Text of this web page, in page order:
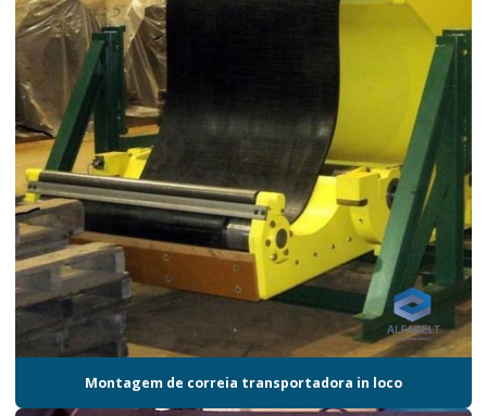
Montagem de correia transportadora in loco